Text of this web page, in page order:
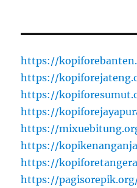
https://
https://
https://
https://
https://
https://
https://
https://